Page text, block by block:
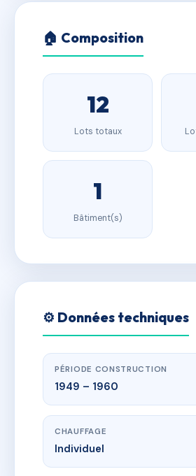
🏠 Composition
12
Lots totaux
1
Bâtiment(s)
⚙️ Données techniques
PÉRIODE CONSTRUCTION
1949 – 1960
CHAUFFAGE
Individuel